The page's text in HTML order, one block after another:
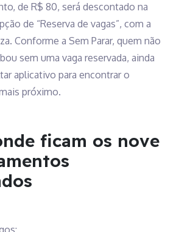
de R$ 80, será descontado na
de “Reserva de vagas”, com a
Conforme a Sem Parar, quem não
sem uma vaga reservada, ainda
aplicativo para encontrar o
próximo.
ficam os nove